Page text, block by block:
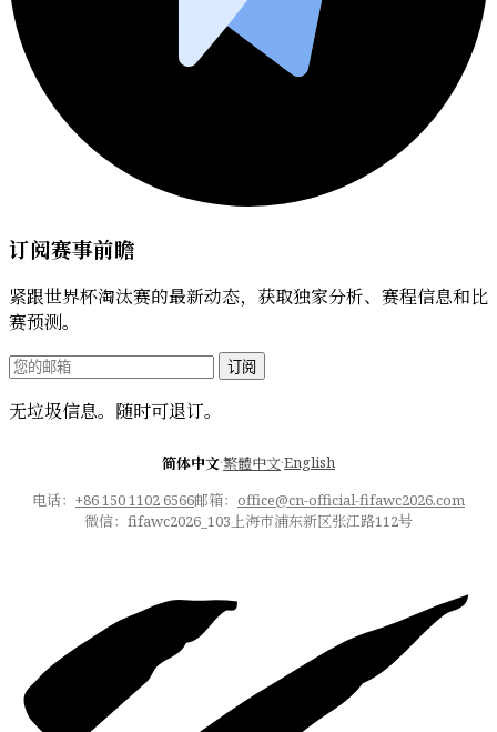
订阅赛事前瞻
紧跟世界杯淘汰赛的最新动态，获取独家分析、赛程信息和比
赛预测。
订阅
无垃圾信息。随时可退订。
简体中文·繁體中文·English
电话： +86 150 1102 6566邮箱： office@cn-official-fifawc2026.com
微信：fifawc2026_103 上海市浦东新区张江路112号